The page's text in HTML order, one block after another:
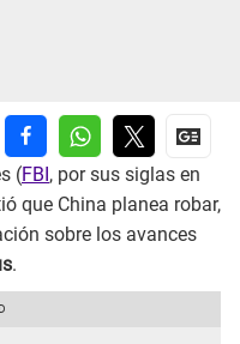
(FBI , por sus siglas en
que China planea robar,
sobre los avances
.